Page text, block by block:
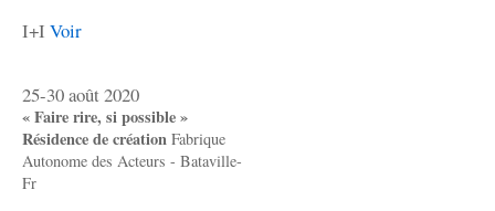
I+I Voir
25-30 août 2020
« Faire rire, si possible »
Résidence de création Fabrique
Autonome des Acteurs - Bataville-
Fr